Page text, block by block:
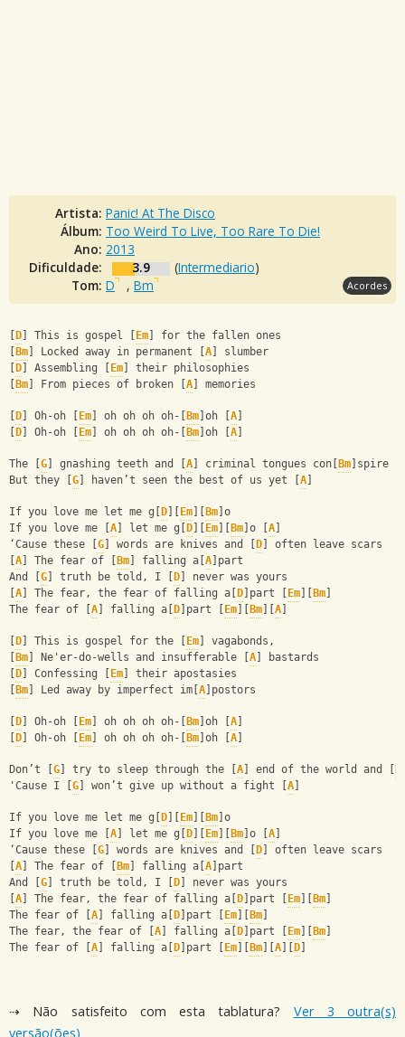
Artista: Panic! At The Disco
Álbum: Too Weird To Live, Too Rare To Die!
Ano: 2013
Dificuldade:
3.9 (Intermediario)
Tom: D , Bm Acordes
D ] This is gospel [ Em ] for the fallen ones
Bm ] Locked away in permanent [ A ] slumber
D ] Assembling [ Em ] their philosophies
Bm ] From pieces of broken [ A ] memories
D ] Oh-oh [ Em ] oh oh oh oh-[ Bm ]oh [ A
D ] Oh-oh [ Em ] oh oh oh oh-[ Bm ]oh [ A
The [ G ] gnashing teeth and [ A ] criminal tongues con[ Bm ]spire
But they [ G ] haven’t seen the best of us yet [ A
If you love me let me g[ D Em Bm ]o
If you love me [ A ] let me g[ D Em Bm ]o [ A
‘Cause these [ G ] words are knives and [ D ] often leave scars
A ] The fear of [ Bm ] falling a[ A ]part
And [ G ] truth be told, I [ D ] never was yours
A ] The fear, the fear of falling a[ D ]part [ Em Bm
The fear of [ A ] falling a[ D ]part [ Em Bm A
D ] This is gospel for the [ Em ] vagabonds,
Bm ] Ne'er-do-wells and insufferable [ A ] bastards
D ] Confessing [ Em ] their apostasies
Bm ] Led away by imperfect im[ A ]postors
D ] Oh-oh [ Em ] oh oh oh oh-[ Bm ]oh [ A
D ] Oh-oh [ Em ] oh oh oh oh-[ Bm ]oh [ A
Don’t [ G ] try to sleep through the [ A ] end of the world and [
'Cause I [ G ] won’t give up without a fight [ A
If you love me let me g[ D Em Bm ]o
If you love me [ A ] let me g[ D Em Bm ]o [ A
‘Cause these [ G ] words are knives and [ D ] often leave scars
A ] The fear of [ Bm ] falling a[ A ]part
And [ G ] truth be told, I [ D ] never was yours
A ] The fear, the fear of falling a[ D ]part [ Em Bm
The fear of [ A ] falling a[ D ]part [ Em Bm
The fear, the fear of [ A ] falling a[ D ]part [ Em Bm
The fear of [ A ] falling a[ D ]part [ Em Bm A D
⇢ Não satisfeito com esta tablatura? Ver 3 outra(s)
versão(ões)